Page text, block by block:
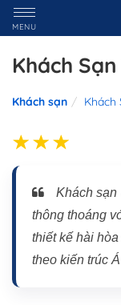
MENU
Khách
Khách sạn Khách
Khách sạn
thông thoáng
thiết kế hài
theo kiến trúc